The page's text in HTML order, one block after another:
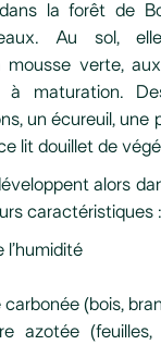
la forêt de
Au sol,
mousse verte,
maturation.
un écureuil, une
lit douillet de
alors
caractéristiques :
l’humidité
(bois,
azotée